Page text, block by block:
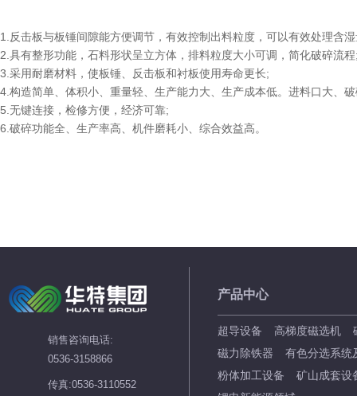
1.反击板与板锤间隙能方便调节，有效控制出料粒度，可以有效处理含
2.具有整形功能，石料形状呈立方体，排料粒度大小可调，简化破碎流
3.采用耐磨材料，使板锤、反击板和衬板使用寿命更长;
4.构造简单、体积小、重量轻、生产能力大、生产成本低。进料口大、
5.无键连接，检修方便，经济可靠;
6.破碎功能全、生产率高、机件磨耗小、综合效益高。
销售咨询电话:
0536-3158866
传真:0536-3110552
产品中心
超导设备 高梯度磁选机
磁力除铁器
有色分选系统
粉体加工设备
矿山成套设